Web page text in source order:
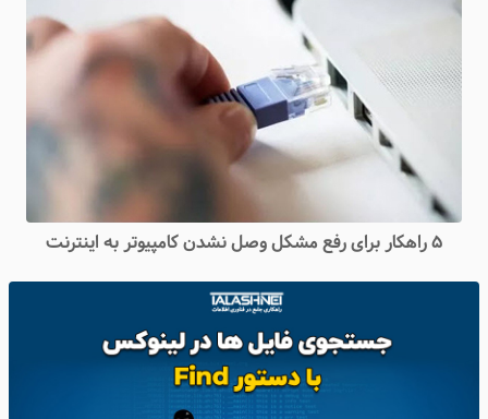
۵ راهکار برای رفع مشکل وصل نشدن کامپیوتر به اینترنت